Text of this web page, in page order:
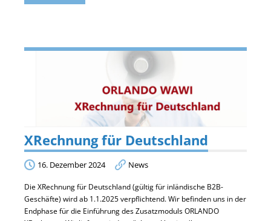
XRechnung für Deutschland
16. Dezember 2024 News
Die XRechnung für Deutschland (gültig für inländische B2B-
Geschäfte) wird ab 1.1.2025 verpflichtend. Wir befinden uns in der
Endphase für die Einführung des Zusatzmoduls ORLANDO